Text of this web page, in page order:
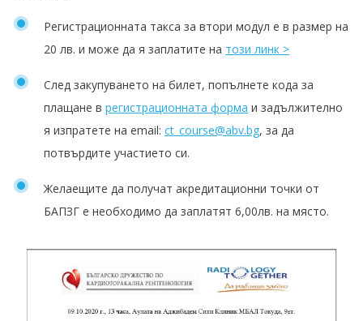
Регистрационната такса за втори модул е в размер на
20 лв. и може да я заплатите на този линк >
След закупуването на билет, попълнете кода за
плащане в регистрационната форма и задължително
я изпратете на email: ct_course@abv.bg, за да
потвърдите участието си.
Желаещите да получат акредитационни точки от
БАПЗГ е необходимо да заплатят 6,00лв. на място.